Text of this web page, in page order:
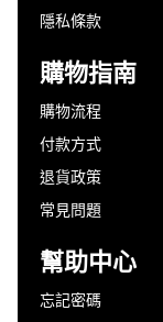
隱私條款
購物指南
購物流程
付款方式
退貨政策
常見問題
幫助中心
忘記密碼